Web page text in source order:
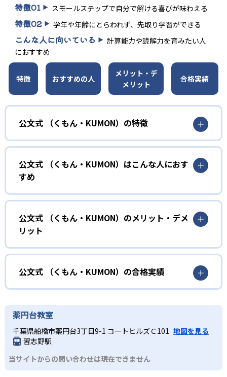
特徴01 スモールステップで自分で解ける喜びが味わえる
特徴02 学年や年齢にとらわれず、先取り学習ができる
こんな人に向いている
計算能力や読解力を育みたい人
におすすめ
特徴 おすすめの人
メリット・デ
メリット
合格実績
公文式 （くもん・KUMON）の特徴
01
無学年式の学力別学習
KUMONでは、年齢や学年にとらわれずに、一人ひとりの学
力に応じたレベルから学習を始めている。
確実に100点が取れるレベルから少しずつ難易度を上げてい
しさを経験できる。
KUMONの教材は、簡単な問題から高度な問題へと、スモー
ルステップで進んでいけるよう工夫されている。このスタ
イルは子どもの学習意欲をかき立てるため、教えてもらう
という受け身の姿勢ではなく、自ら進んで学ぶ姿勢を身に
つけられるだろう。
また、自学学習スタイルで学ぶ子どもたちは、自らの学習
課題に気がつくようになる。学年を超えた範囲も学習でき
るため、早い時期から高校教材に進む生徒もいる。
03 フレキシブルな受講スタイル
公文式 （くもん・KUMON）はこんな人におす
すめ
幼児
小学校に入る準備をしたい幼児向け
KUMONでは細かいステップに分かれた教材で、わかる楽し
さを経験しながら無理なく力を高めていける。
性格や学習への取り組み姿勢に合わせて内容も調整するた
め、小学校に入ってもつまずきにくい学力を身につけられ
るだろう。
中学に向けて苦手教科を克服したい子ども向け
KUMONでは経験豊富な先生が、子どものやる気を引き出せ
るよう適切なヒントを与えたり、声かけをしたりしてい
少しずつ苦手意識を克服できるだろう。
公文式 （くもん・KUMON）のメリット・デメ
リット
どんなメリットがある？
KUMONでは自学自習スタイルで勉強するため、集中力や目
標に向かって頑張りやり抜く力を育むことができる。ま
た、年齢や学年にとらわれずに自分の学力に相応したレベ
ルから学習できるため、難しすぎてやる気を損ねたり、簡
単すぎて退屈することもない。
どんなデメリットがある？
KUMONでは、中高生のクラスでも数学・英語・国語の3教
科に限られるため、その他の教科に関しては他塾を検討す
る必要があるだろう。
公文式 （くもん・KUMON）の合格実績
KUMONは、公式サイトでは合格実績は公開していない。志
望校への実績があるかどうかは、通う予定の教室に問い合
わせたい。
薬円台教室
千葉県船橋市薬円台3丁目9-1 コートヒルズＣ101 地図を見る
習志野駅
当サイトからの問い合わせは現在できません